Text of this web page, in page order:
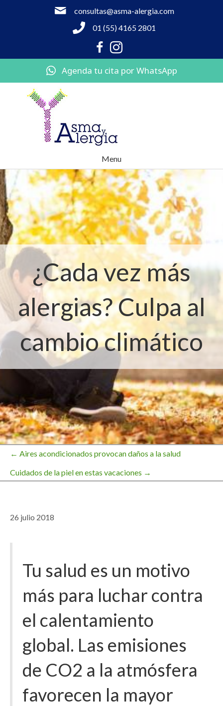
consultas@asma-alergia.com
01 (55) 4165 2801
Agenda tu cita por WhatsApp
Menu
¿Cada vez más
alergias? Culpa al
cambio climático
Navegación
entradas
← Aires acondicionados provocan daños a la salud
Cuidados de la piel en estas vacaciones →
26 julio 2018
Tu salud es un motivo
más para luchar contra
el calentamiento
global. Las emisiones
de CO2 a la atmósfera
favorecen la mayor